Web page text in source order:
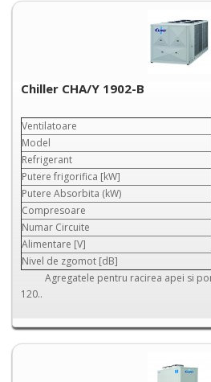
Chiller CHA/Y 1902-B
Ventilatoare
Model
Refrigerant
Putere frigorifica [kW]
Putere Absorbita (kW)
Compresoare
Numar Circuite
Alimentare [V]
Nivel de zgomot [dB]
Agregatele pentru racirea apei si
120..